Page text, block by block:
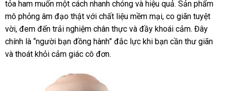
tỏa ham muốn một cách nhanh chóng và hiệu quả. Sản phẩm
mô phỏng âm đạo thật với chất liệu mềm mại, co giãn tuyệt
vời, đem đến trải nghiệm chân thực và đầy khoái cảm. Đây
chính là “người bạn đồng hành” đắc lực khi bạn cần thư giãn
và thoát khỏi cảm giác cô đơn.